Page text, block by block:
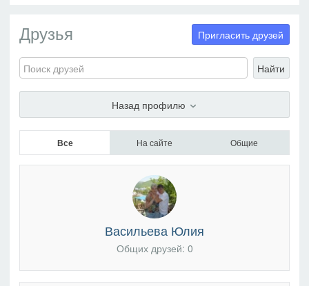
Ирина
На профиль
Фото Видео
Друзья
Найти
Пригласить друзей
Назад профилю
Все На сайте Общие
Васильева Юлия
Общих друзей: 0